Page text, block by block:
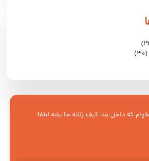
(۳۰)
که داخل بند کیف زنانه جا بشه لطفا